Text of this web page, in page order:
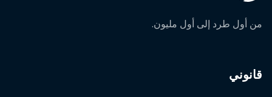
من أول طرد إلى أول مليون.
قانوني